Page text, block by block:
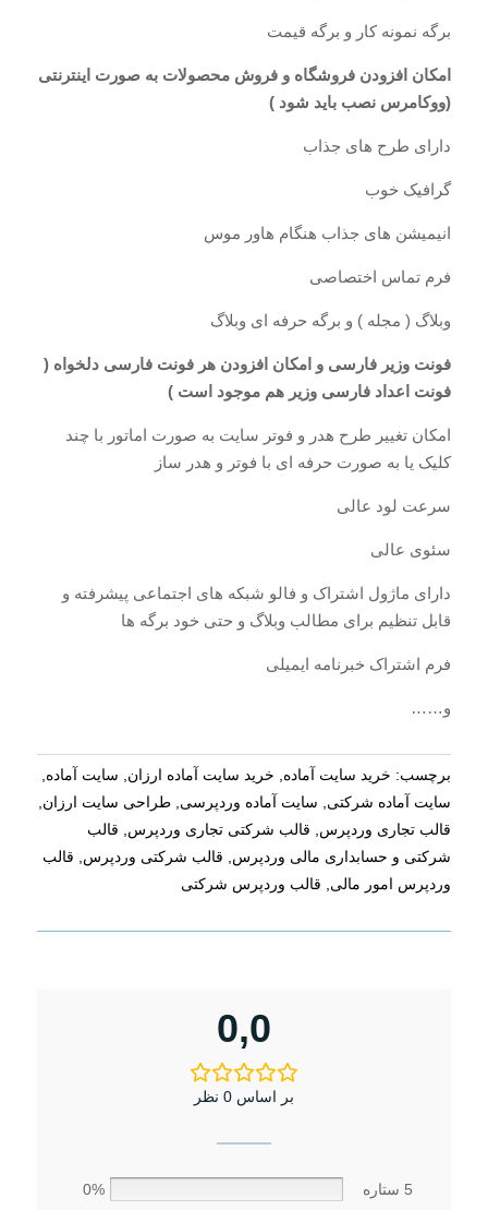
برگه نمونه کار و برگه قیمت
امکان افزودن فروشگاه و فروش محصولات به صورت اینترنتی
(ووکامرس نصب باید شود )
دارای طرح های جذاب
گرافیک خوب
انیمیشن های جذاب هنگام هاور موس
فرم تماس اختصاصی
وبلاگ ( مجله ) و برگه حرفه ای وبلاگ
فونت وزیر فارسی و امکان افزودن هر فونت فارسی دلخواه (
فونت اعداد فارسی وزیر هم موجود است )
امکان تغییر طرح هدر و فوتر سایت به صورت اماتور با چند
کلیک یا به صورت حرفه ای با فوتر و هدر ساز
سرعت لود عالی
سئوی عالی
دارای ماژول اشتراک و فالو شبکه های اجتماعی پیشرفته و
قابل تنظیم برای مطالب وبلاگ و حتی خود برگه ها
فرم اشتراک خبرنامه ایمیلی
و……
برچسب: خرید سایت آماده خرید سایت آماده ارزان سایت آماده
سایت آماده شرکتی
سایت آماده وردپرسی طراحی سایت ارزان
قالب تجاری وردپرس
قالب شرکتی تجاری وردپرس
قالب
شرکتی و حسابداری مالی وردپرس
قالب شرکتی وردپرس
قالب
وردپرس امور مالی
قالب وردپرس شرکتی
0,0
بر اساس 0 نظر
5 ستاره 0%